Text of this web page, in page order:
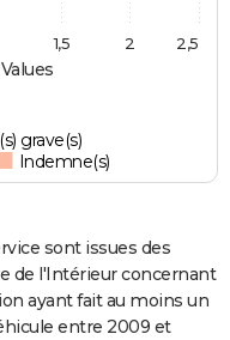
Values
grave(s)
Indemne(s)
1,5 2 2,5
sont issues des
de l'Intérieur concernant
ayant fait au moins un
entre 2009 et